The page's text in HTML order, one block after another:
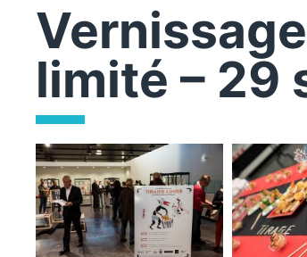
limité – 29